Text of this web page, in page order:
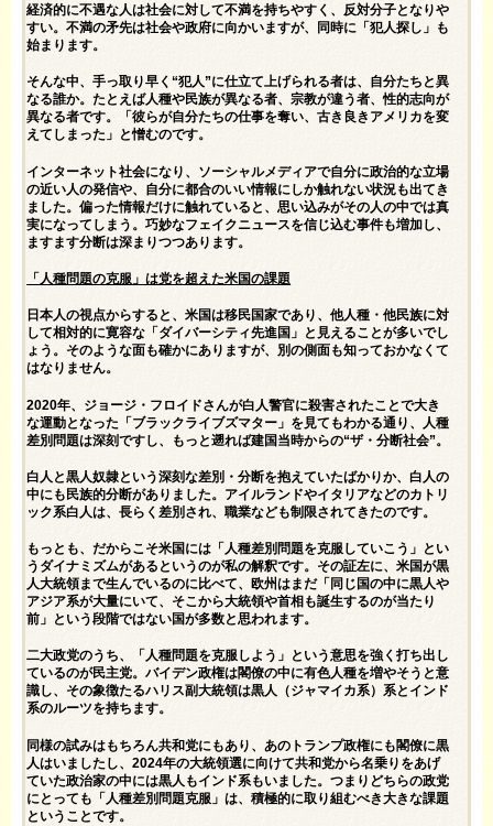
経済的に不遇な人は社会に対して不満を持ちやすく、反対分子となりや
すい。不満の矛先は社会や政府に向かいますが、同時に「犯人探し」も
始まります。
そんな中、手っ取り早く“犯人”に仕立て上げられる者は、自分たちと異
なる誰か。たとえば人種や民族が異なる者、宗教が違う者、性的志向が
異なる者です。「彼らが自分たちの仕事を奪い、古き良きアメリカを変
えてしまった」と憎むのです。
インターネット社会になり、ソーシャルメディアで自分に政治的な立場
の近い人の発信や、自分に都合のいい情報にしか触れない状況も出てき
ました。偏った情報だけに触れていると、思い込みがその人の中では真
実になってしまう。巧妙なフェイクニュースを信じ込む事件も増加し、
ますます分断は深まりつつあります。
「人種問題の克服」は党を超えた米国の課題
日本人の視点からすると、米国は移民国家であり、他人種・他民族に対
して相対的に寛容な「ダイバーシティ先進国」と見えることが多いでし
ょう。そのような面も確かにありますが、別の側面も知っておかなくて
はなりません。
2020年、ジョージ・フロイドさんが白人警官に殺害されたことで大き
な運動となった「ブラックライブズマター」を見てもわかる通り、人種
差別問題は深刻ですし、もっと遡れば建国当時からの“ザ・分断社会”。
白人と黒人奴隷という深刻な差別・分断を抱えていたばかりか、白人の
中にも民族的分断がありました。アイルランドやイタリアなどのカトリ
ック系白人は、長らく差別され、職業なども制限されてきたのです。
もっとも、だからこそ米国には「人種差別問題を克服していこう」とい
うダイナミズムがあるというのが私の解釈です。その証左に、米国が黒
人大統領まで生んでいるのに比べて、欧州はまだ「同じ国の中に黒人や
アジア系が大量にいて、そこから大統領や首相も誕生するのが当たり
前」という段階ではない国が多数と思われます。
二大政党のうち、「人種問題を克服しよう」という意思を強く打ち出し
ているのが民主党。バイデン政権は閣僚の中に有色人種を増やそうと意
識し、その象徴たるハリス副大統領は黒人（ジャマイカ系）系とインド
系のルーツを持ちます。
同様の試みはもちろん共和党にもあり、あのトランプ政権にも閣僚に黒
人はいましたし、2024年の大統領選に向けて共和党から名乗りをあげ
ていた政治家の中には黒人もインド系もいました。つまりどちらの政党
にとっても「人種差別問題克服」は、積極的に取り組むべき大きな課題
ということです。